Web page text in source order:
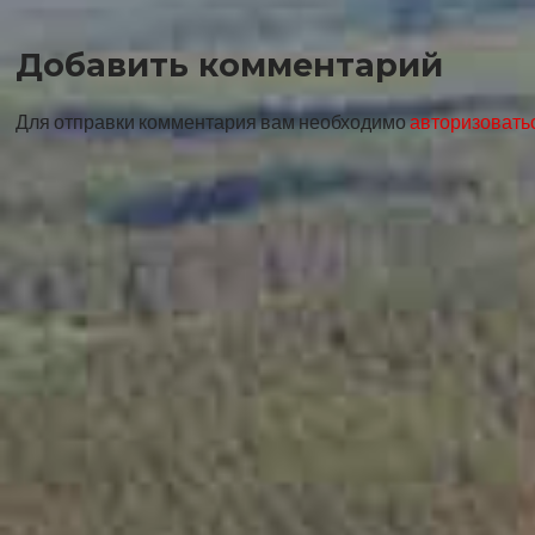
Добавить комментарий
Для отправки комментария вам необходимо